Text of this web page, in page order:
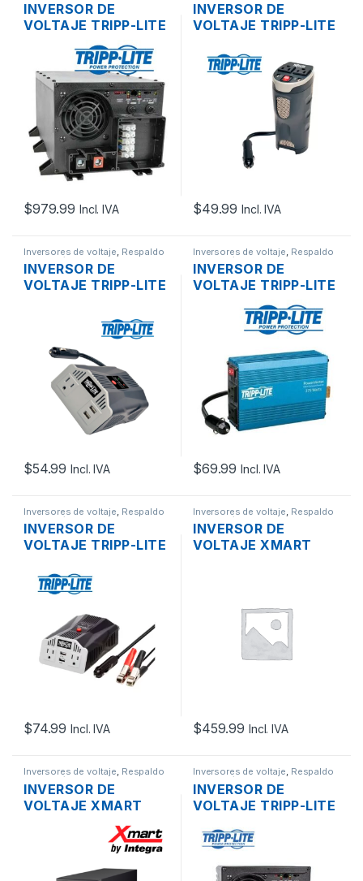
INVERSOR DE
VOLTAJE TRIPP-LITE
APS2424 DE 2400W
TOMAS TIPO
BORNERA 120V
$979.99 Incl. IVA
INVERSOR DE
VOLTAJE TRIPP-LITE
AUTO 200W 2XUSB,
2XNEMA 5-15P 12V.
$49.99 Incl. IVA
Inversores de voltaje Respaldo
de Energía
INVERSOR DE
VOLTAJE TRIPP-LITE
200W 2 TOMAS USB
Y 1 NEMA 12V
$54.99 Incl. IVA
Inversores de voltaje Respaldo
de Energía
INVERSOR DE
VOLTAJE TRIPP-LITE
AUTOMOVIL 375W 2
TOMACORRIENTES
$69.99 Incl. IVA
Inversores de voltaje Respaldo
de Energía
INVERSOR DE
VOLTAJE TRIPP-LITE
400W 2XUSB,
2XNEMA 5-15P 12V.
$74.99 Incl. IVA
Inversores de voltaje Respaldo
de Energía
INVERSOR DE
VOLTAJE XMART
$459.99 Incl. IVA
Inversores de voltaje Respaldo
de Energía
INVERSOR DE
VOLTAJE XMART
NV-XBU-SW-2K-120-
LCD DE 2000VA –
1200W 6 TOMAS
Inversores de voltaje Respaldo
de Energía
INVERSOR DE
VOLTAJE TRIPP-LITE
TOMAS 120V